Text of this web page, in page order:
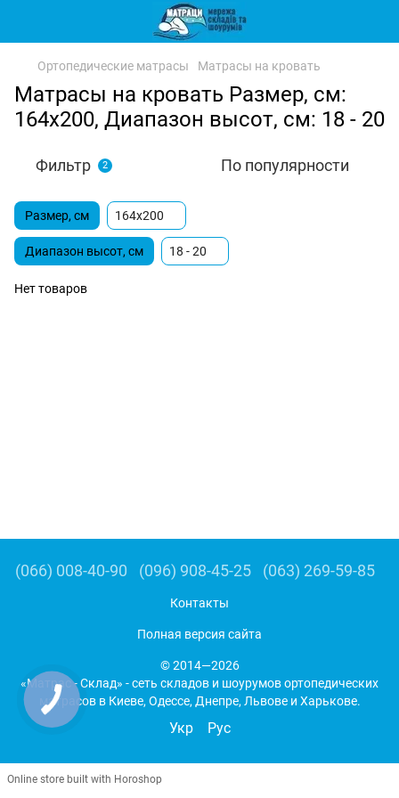
Ортопедические матрасы Матрасы на кровать
Матрасы на кровать Размер, см:
164x200, Диапазон высот, см: 18 - 20
Фильтр 2 По популярности
Размер, см 164x200
Диапазон высот, см 18 - 20
Нет товаров
(066) 008-40-90 (096) 908-45-25 (063) 269-59-85
Контакты
Полная версия сайта
© 2014—2026
«Матрас - Склад» - сеть складов и шоурумов ортопедических
матрасов в Киеве, Одессе, Днепре, Львове и Харькове.
Укр Рус
Online store built with Horoshop